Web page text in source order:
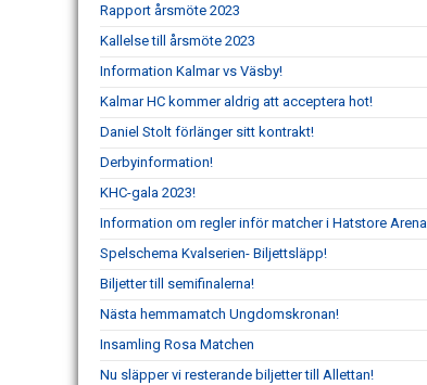
Rapport årsmöte 2023
Kallelse till årsmöte 2023
Information Kalmar vs Väsby!
Kalmar HC kommer aldrig att acceptera hot!
Daniel Stolt förlänger sitt kontrakt!
Derbyinformation!
KHC-gala 2023!
Information om regler inför matcher i Hatstore Arena
Spelschema Kvalserien- Biljettsläpp!
Biljetter till semifinalerna!
Nästa hemmamatch Ungdomskronan!
Insamling Rosa Matchen
Nu släpper vi resterande biljetter till Allettan!